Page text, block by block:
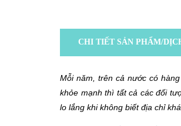
CHI TIẾT SẢN PHẨM/
Mỗi năm, trên cả nước có
khỏe mạnh thì tất cả các đối
lo lắng khi không biết địa chỉ